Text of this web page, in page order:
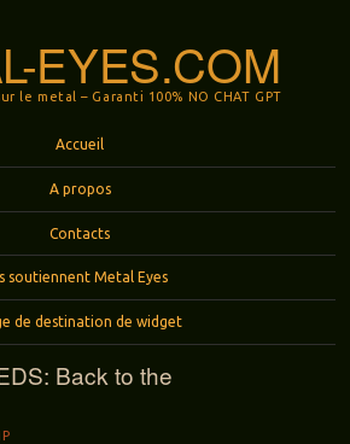
EYES.COM
le metal – Garanti 100% NO CHAT GPT
Accueil
A propos
Contacts
soutiennent Metal Eyes
de destination de widget
Back to the